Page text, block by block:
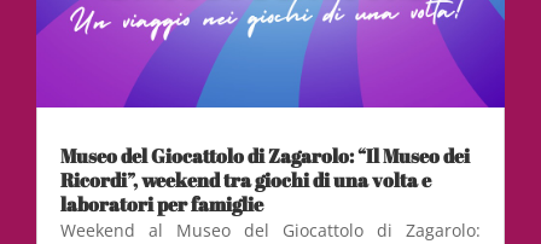
Museo del Giocattolo di Zagarolo: “Il Museo dei
Ricordi”, weekend tra giochi di una volta e
laboratori per famiglie
Weekend al Museo del Giocattolo di Zagarolo: